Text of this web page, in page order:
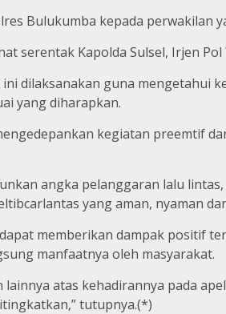
Bulukumba kepada perwakilan
Kapolda Sulsel, Irjen Pol
dilaksanakan guna mengetahui
yang diharapkan.
kegiatan preemtif
angka pelanggaran lalu
yang aman, nyaman
memberikan dampak positif
manfaatnya oleh masyarakat.
atas kehadirannya pada
tutupnya.(*)